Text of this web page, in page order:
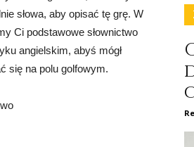
słowa, aby opisać tę grę. W
Ci podstawowe słownictwo
angielskim, abyś mógł
się na polu golfowym.